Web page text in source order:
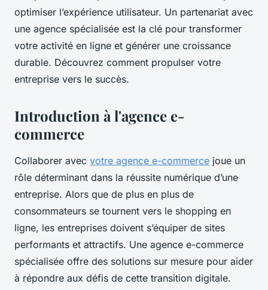
optimiser l’expérience utilisateur. Un partenariat avec
une agence spécialisée est la clé pour transformer
votre activité en ligne et générer une croissance
durable. Découvrez comment propulser votre
entreprise vers le succès.
Introduction à l'agence e-
commerce
Collaborer avec votre agence e-commerce joue un
rôle déterminant dans la réussite numérique d’une
entreprise. Alors que de plus en plus de
consommateurs se tournent vers le shopping en
ligne, les entreprises doivent s’équiper de sites
performants et attractifs. Une agence e-commerce
spécialisée offre des solutions sur mesure pour aider
à répondre aux défis de cette transition digitale.